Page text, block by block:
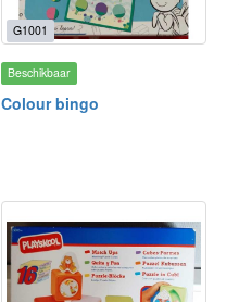
G1001
Beschikbaar
Colour bingo